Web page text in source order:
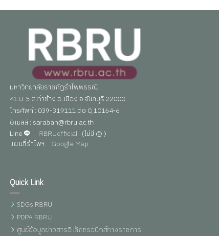
มหาวิทยาลัยราชภัฏรำไพพรรณี
41 ม. 5 ต.ท่าช้าง อ.เมือง จ.จันทบุรี 22000
โทรศัพท์ : 039-319111 ต่อ 0,10164-6
อีเมลล์ : saraban@rbru.ac.th
Line
: RBRUofficial (ไม่มี @ )
แผนที่รำไพฯ: Google Map
Quick Link
SDGs RBRU
PDPA RBRU
ศูนย์ข้อมูลข่าวสารอิเล็กทรอนิกส์ทางราชการ